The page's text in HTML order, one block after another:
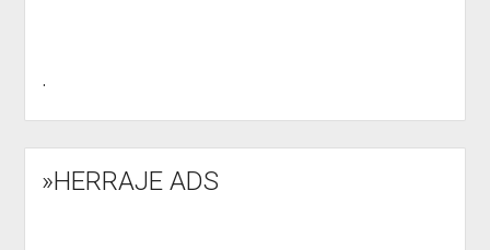
.
»HERRAJE ADS